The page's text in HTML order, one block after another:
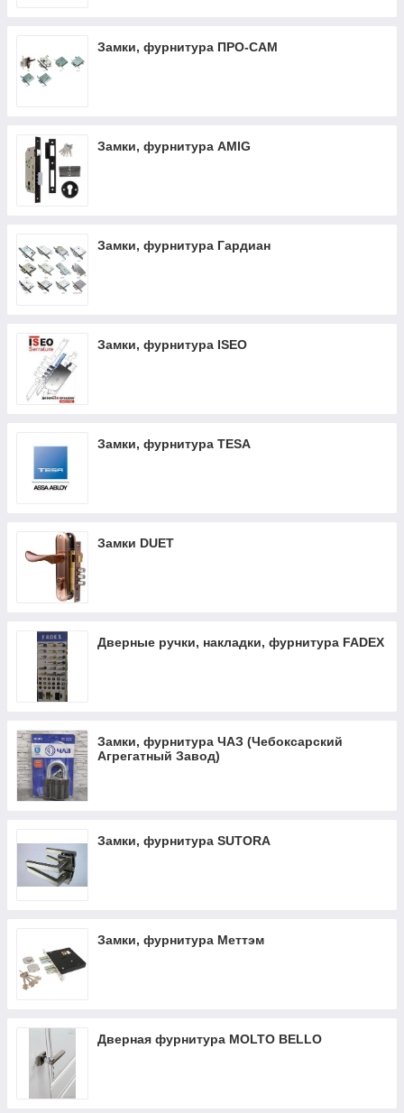
Замки, фурнитура ПРО-САМ
Замки, фурнитура AMIG
Замки, фурнитура Гардиан
Замки, фурнитура ISEO
Замки, фурнитура TESA
Замки DUET
Дверные ручки, накладки, фурнитура FADEX
Замки, фурнитура ЧАЗ (Чебоксарский
Агрегатный Завод)
Замки, фурнитура SUTORA
Замки, фурнитура Меттэм
Дверная фурнитура MOLTO BELLO